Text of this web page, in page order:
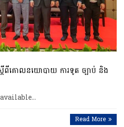
ពីគោលនយោបាយ ការទូត ច្បាប់ និង
Read More